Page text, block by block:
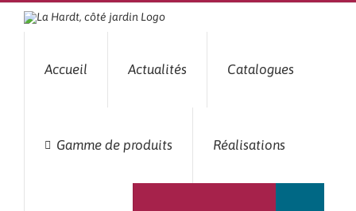
Passer
Accueil Actualités Catalogues
Gamme de produits Réalisations